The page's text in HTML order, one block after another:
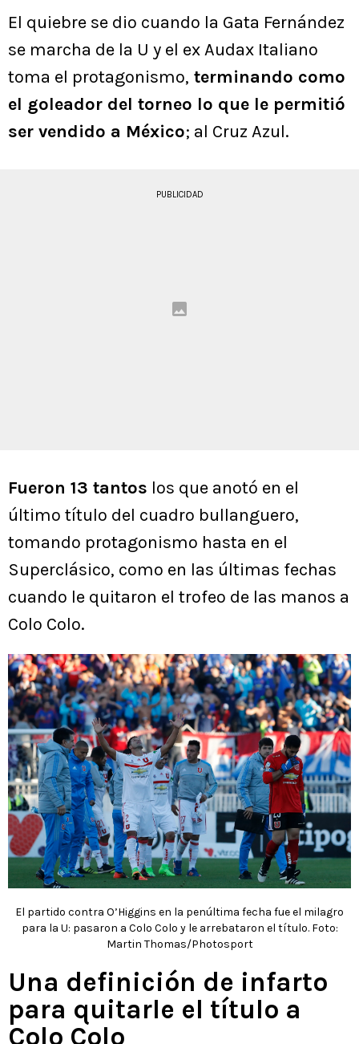
El quiebre se dio cuando la Gata Fernández
se marcha de la U y el ex Audax Italiano
toma el protagonismo, terminando como
el goleador del torneo lo que le permitió
ser vendido a México; al Cruz Azul.
PUBLICIDAD
Fueron 13 tantos los que anotó en el
último título del cuadro bullanguero,
tomando protagonismo hasta en el
Superclásico, como en las últimas fechas
cuando le quitaron el trofeo de las manos a
Colo Colo.
El partido contra O’Higgins en la penúltima fecha fue el milagro
para la U: pasaron a Colo Colo y le arrebataron el título. Foto:
Martin Thomas/Photosport
Una definición de infarto
para quitarle el título a
Colo Colo